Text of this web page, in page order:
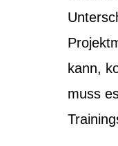
kann,
muss